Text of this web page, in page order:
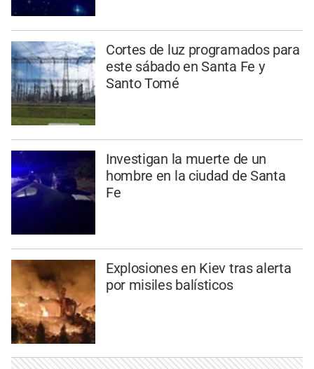
Cortes de luz programados para
este sábado en Santa Fe y
Santo Tomé
Investigan la muerte de un
hombre en la ciudad de Santa
Fe
Explosiones en Kiev tras alerta
por misiles balísticos